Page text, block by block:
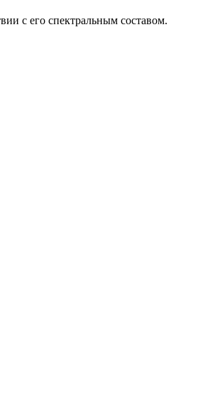
с его спектральным составом.